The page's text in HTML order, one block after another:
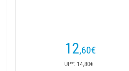
16€ 12
UP*: 16€